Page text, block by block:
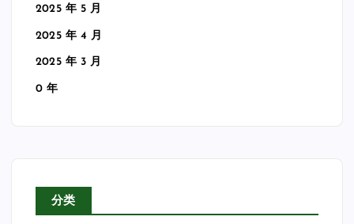
2025 年 5 月
2025 年 4 月
2025 年 3 月
0 年
分类